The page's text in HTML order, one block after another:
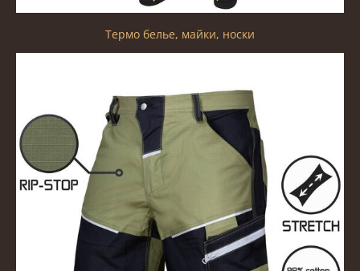
Термо белье, майки, носки